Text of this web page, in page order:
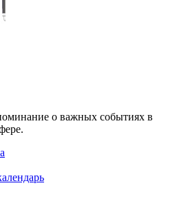
о важных событиях в